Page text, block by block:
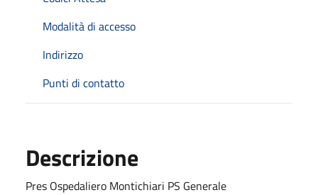
Modalità di accesso
Indirizzo
Punti di contatto
Descrizione
Pres Ospedaliero Montichiari PS Generale